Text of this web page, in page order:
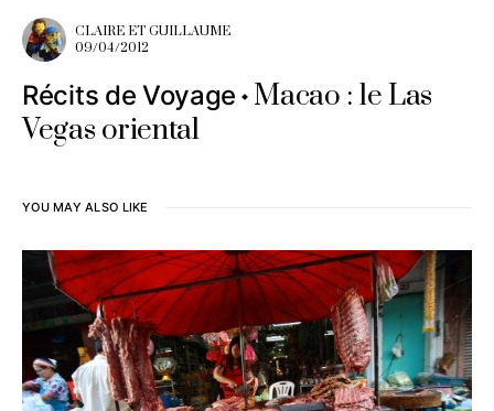
CLAIRE ET GUILLAUME
09/04/2012
Récits de Voyage
Macao : le Las
Vegas oriental
YOU MAY ALSO LIKE